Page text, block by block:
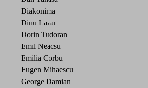
Diakonima
Dinu Lazar
Dorin Tudoran
Emil Neacsu
Emilia Corbu
Eugen Mihaescu
George Damian